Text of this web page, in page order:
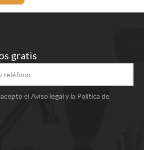
gratis
el Aviso legal y la Política de